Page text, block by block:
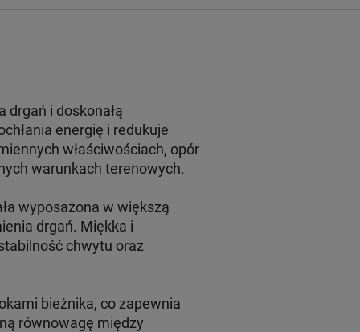
drgań i doskonałą
energię i redukuje
właściwościach, opór
warunkach terenowych.
wyposażona w większą
drgań. Miękka i
chwytu oraz
bieżnika, co zapewnia
równowagę między